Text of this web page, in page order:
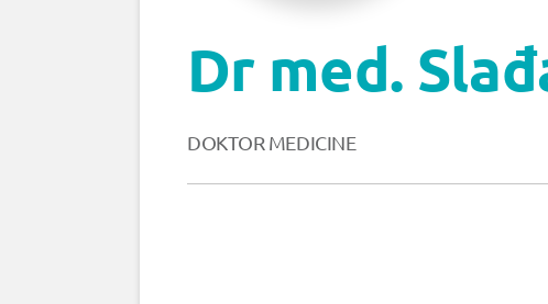
Dr med.
DOKTOR MEDICINE